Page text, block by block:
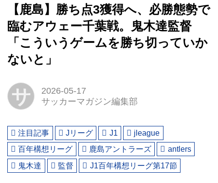
【鹿島】勝ち点3獲得へ、必勝態勢で
臨むアウェー千葉戦。鬼木達監督
「こういうゲームを勝ち切っていか
ないと」
サ
2026-05-17
サッカーマガジン編集部
注目記事 Jリーグ J1
jleague
百年構想リーグ
鹿島アントラーズ
antlers
鬼木達
監督 J1百年構想リーグ第17節